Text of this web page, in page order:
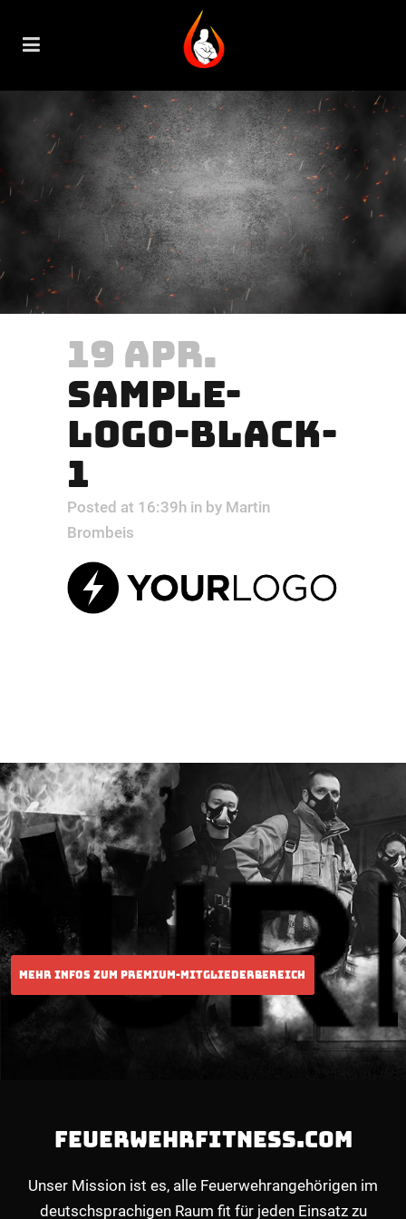
19 APR.
SAMPLE-
LOGO-BLACK-
1
Posted at 16:39h in by Martin
Brombeis
FEUERWEHRFITNESS.COM
Unser Mission ist es, alle Feuerwehrangehörigen im
deutschsprachigen Raum fit für jeden Einsatz zu